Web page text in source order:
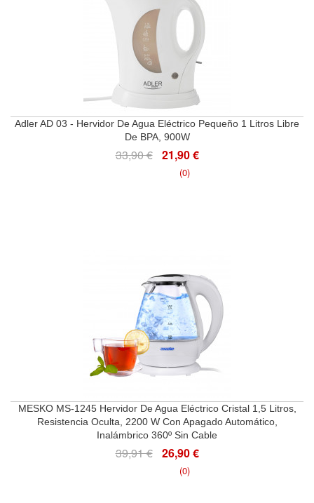
Adler AD 03 - Hervidor De Agua Eléctrico Pequeño 1 Litros Libre
De BPA, 900W
33,90 € 21,90 €
(0)
MESKO MS-1245 Hervidor De Agua Eléctrico Cristal 1,5 Litros,
Resistencia Oculta, 2200 W Con Apagado Automático,
Inalámbrico 360º Sin Cable
39,91 € 26,90 €
(0)